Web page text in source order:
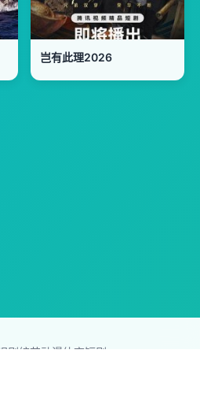
岂有此理2026
剧综艺动漫体育短剧